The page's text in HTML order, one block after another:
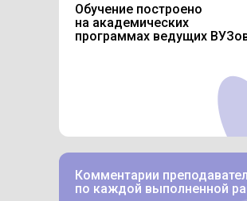
Комментарии
по каждой выполненной
Обучение построено
на академических
программах ведущих